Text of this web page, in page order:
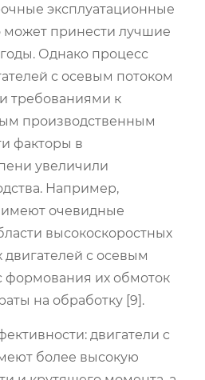
эксплуатационные
может принести лучшие
Однако процесс
с осевым потоком
требованиями к
производственным
факторы в
увеличили
Например,
очевидные
высокоскоростных
двигателей с осевым
формования их обмоток
на обработку [9].
двигатели с
более высокую